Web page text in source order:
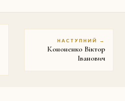
НАСТУПНИЙ →
Кононенко Віктор
Іванович